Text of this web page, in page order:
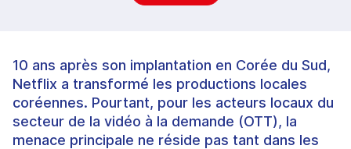
10 ans après son implantation en Corée du Sud,
Netflix a transformé les productions locales
coréennes. Pourtant, pour les acteurs locaux du
secteur de la vidéo à la demande (OTT), la
menace principale ne réside pas tant dans les